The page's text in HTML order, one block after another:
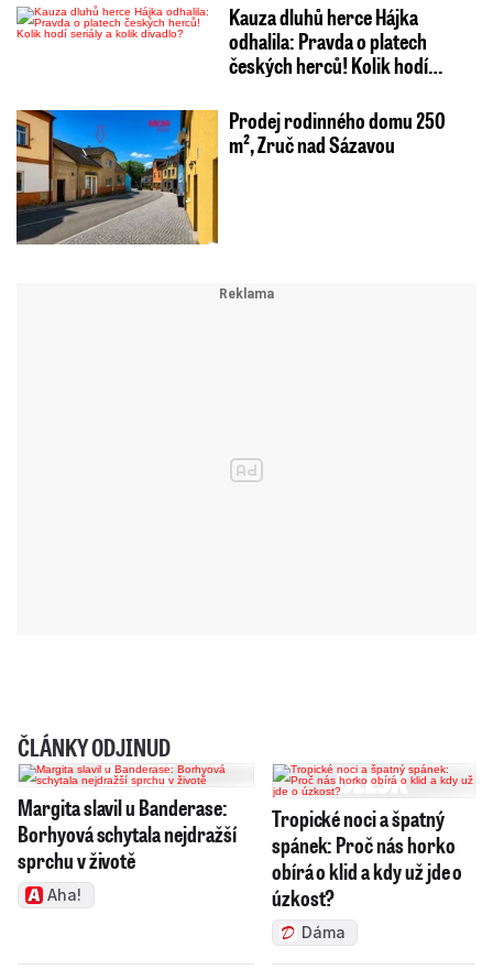
Kauza dluhů herce Hájka
odhalila: Pravda o platech
českých herců! Kolik hodí…
Prodej rodinného domu 250
m², Zruč nad Sázavou
ČLÁNKY ODJINUD
Margita slavil u Banderase:
Borhyová schytala nejdražší
sprchu v životě
Aha!
Tropické noci a špatný
spánek: Proč nás horko
obírá o klid a kdy už jde o
úzkost?
Dáma